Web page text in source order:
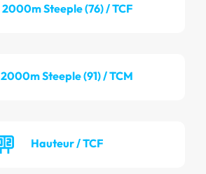
2000m Steeple (76) / TCF
2000m Steeple (91) / TCM
Hauteur / TCF